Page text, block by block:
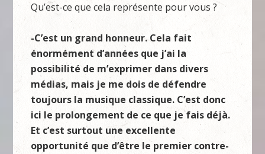
Qu’est-ce que cela représente pour vous ?
-C’est un grand honneur. Cela fait
énormément d’années que j’ai la
possibilité de m’exprimer dans divers
médias, mais je me dois de défendre
toujours la musique classique. C’est donc
ici le prolongement de ce que je fais déjà.
Et c’est surtout une excellente
opportunité que d’être le premier contre-